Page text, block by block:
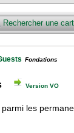
Fondations
Version VO
les